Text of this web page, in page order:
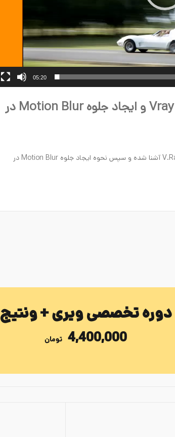
05:20
استفاده از Vray MultiMatte element و ایجاد جلوه Motion Blur در
در این آموزش ویدیویی٬ ابتدا با المنت MultiMatte در V.Ray آشنا شده و سپس نحوه ایجاد جلوه Motion Blur در
دوره تخصصی ویری + ونتیج
4,400,000 تومان